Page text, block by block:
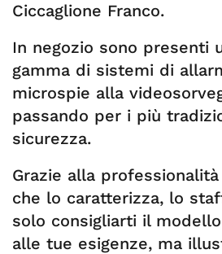
Ciccaglione Franco.
In negozio sono presenti
gamma di sistemi di
microspie alla
passando per i più
sicurezza.
Grazie alla
che lo caratterizza, lo
solo consigliarti il
alle tue esigenze, ma